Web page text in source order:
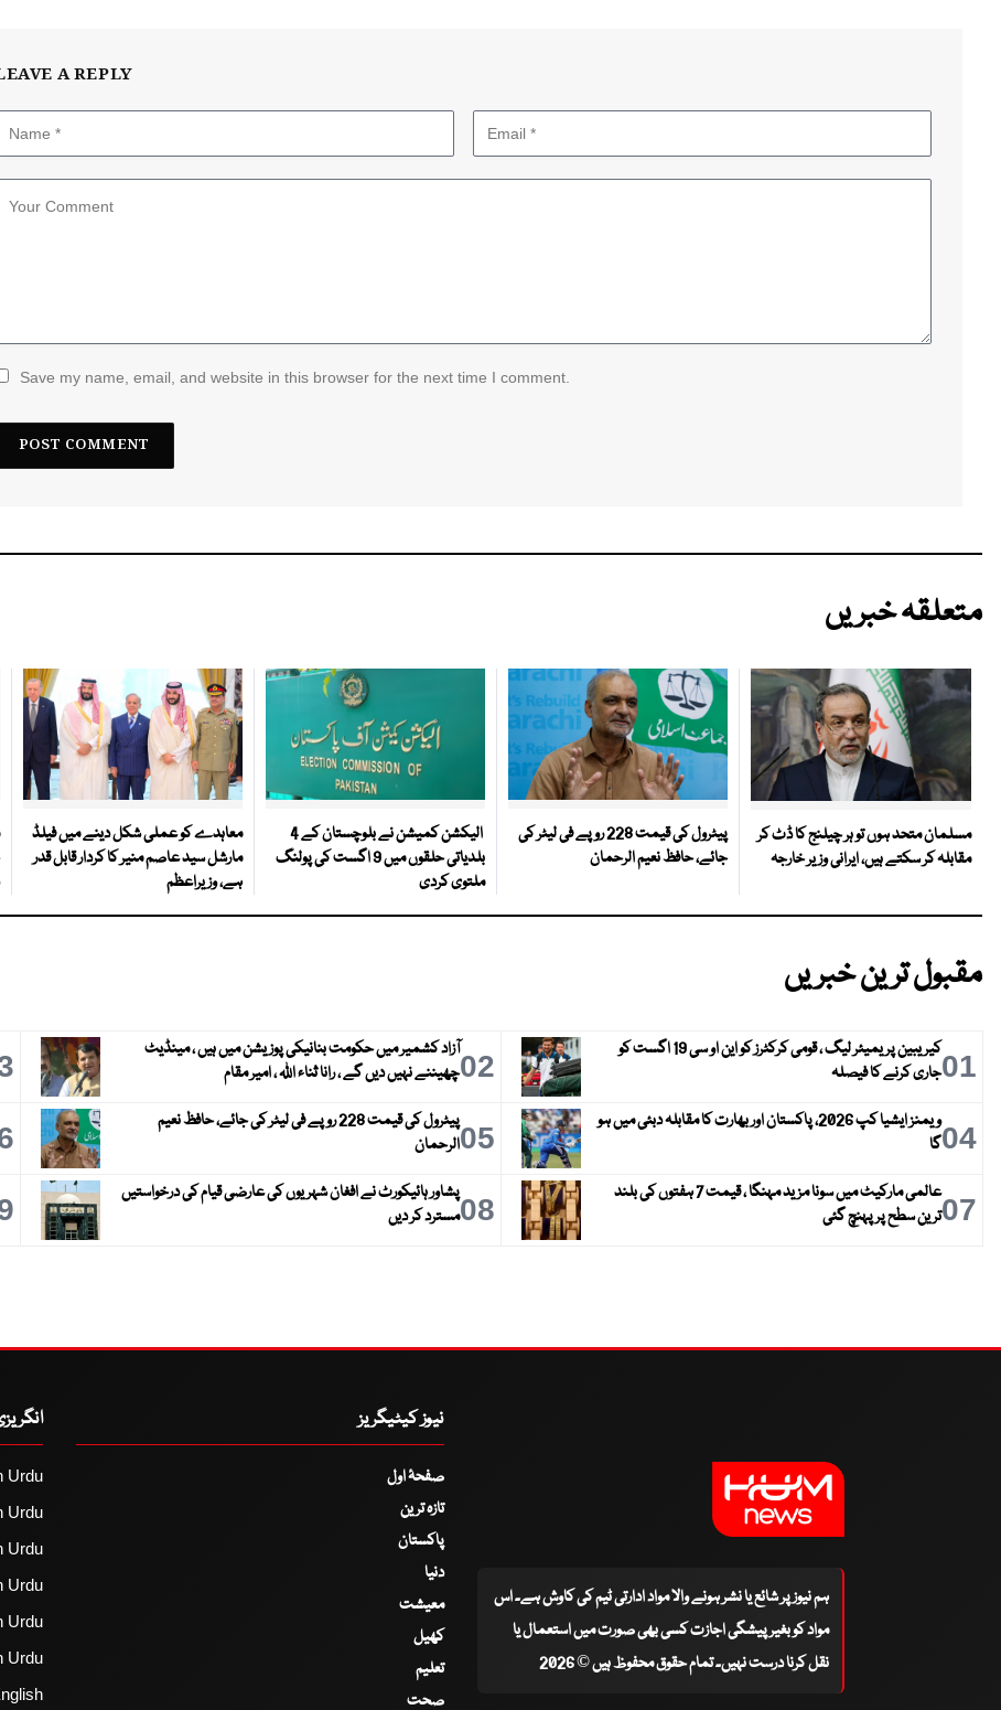
A REPLY
Save my name, email, and website in this browser for the next time I comment.
متعلقہ خبریں
مسلمان متحد ہوں تو ہر چیلنج کا ڈٹ کر
مقابلہ کر سکتے ہیں، ایرانی وزیر خارجہ
پیٹرول کی قیمت 228 روپے فی لیٹر کی
جائے، حافظ نعیم الرحمان
الیکشن کمیشن نے بلوچستان کے 4
بلدیاتی حلقوں میں 9 اگست کی پولنگ
ملتوی کردی
معاہدے کو عملی شکل دینے میں فیلڈ
مارشل سید عاصم منیر کا کردار قابل قدر
ہے، وزیراعظم
مقبول ترین خبریں
01
کیریبین پریمیئر لیگ ، قومی کرکٹرز کو این او سی 19 اگست کو
جاری کرنے کا فیصلہ
02آزاد کشمیر میں حکومت بنانیکی پوزیشن میں ہیں ، مینڈیٹ
چھیننے نہیں دیں گے ، رانا ثناء اللہ ، امیر مقام
04
ویمنز ایشیا کپ 2026، پاکستان اور بھارت کا مقابلہ دبئی میں ہو
گا
05
پیٹرول کی قیمت 228 روپے فی لیٹر کی جائے، حافظ نعیم
الرحمان
07
عالمی مارکیٹ میں سونا مزید مہنگا ، قیمت 7 ہفتوں کی بلند
ترین سطح پر پہنچ گئی
08پشاور ہائیکورٹ نے افغان شہریوں کی عارضی قیام کی درخواستیں
مسترد کر دیں
ہم نیوز پر شائع یا نشر ہونے والا مواد ادارتی ٹیم کی کاوش ہے۔ اس
مواد کو بغیر پیشگی اجازت کسی بھی صورت میں استعمال یا
نقل کرنا درست نہیں۔ تمام حقوق محفوظ ہیں © 2026
نیوز کیٹیگریز
صفحۂ اول
تازہ ترین
پاکستان
دنیا
معیشت
کھیل
تعلیم
صحت
Urdu
Urdu
Urdu
Urdu
Urdu
Urdu